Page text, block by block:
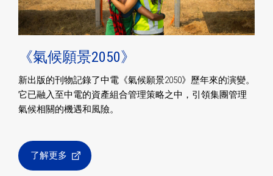
《氣候願景2050》
新出版的刊物記錄了中電《氣候願景2050》歷年來的演變。
它已融入至中電的資產組合管理策略之中，引領集團管理
氣候相關的機遇和風險。
了解更多